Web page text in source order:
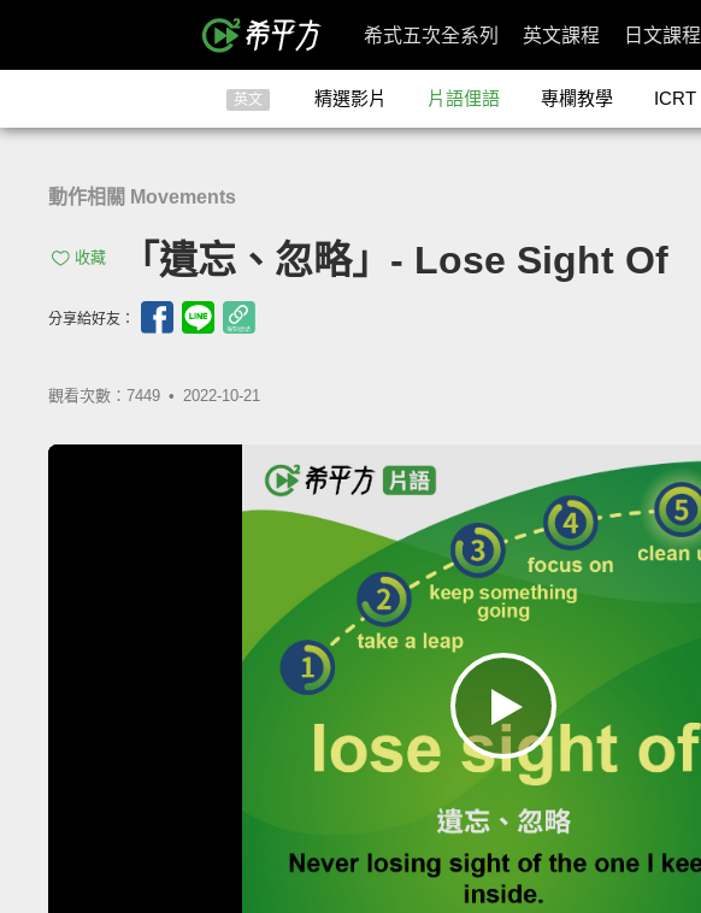
希式五次全系列 英文課程 日文課程
英文 精選影片 片語俚語 專欄教學 ICRT
動作相關 Movements
收藏 「遺忘、忽略」- Lose Sight Of
分享給好友：
觀看次數：7449 • 2022-10-21